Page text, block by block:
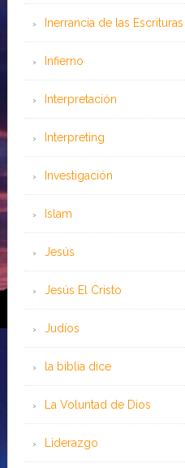
Inerrancia de las Escrituras
Infierno
Interpretación
Interpreting
Investigación
Islam
Jesús
Jesús El Cristo
Judíos
la biblia dice
La Voluntad de Dios
Liderazgo